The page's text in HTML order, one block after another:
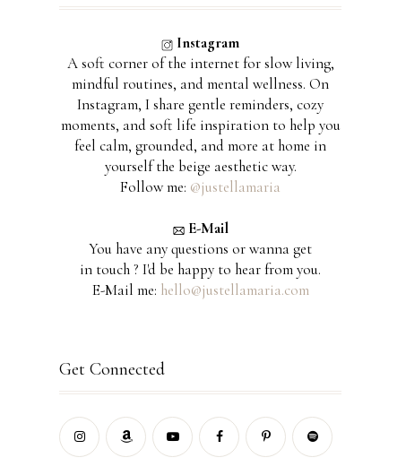
Instagram
A soft corner of the internet for slow living,
mindful routines, and mental wellness. On
Instagram, I share gentle reminders, cozy
moments, and soft life inspiration to help you
feel calm, grounded, and more at home in
yourself the beige aesthetic way.
Follow me: @justellamaria
E-Mail
You have any questions or wanna get
in touch ? I'd be happy to hear from you.
E-Mail me: hello@justellamaria.com
Get Connected